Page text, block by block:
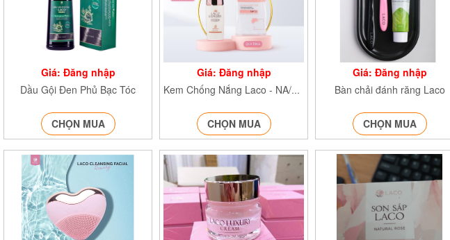
Giá: Đăng nhập
Dầu Gội Đen Phủ Bạc Tóc
CHỌN MUA
Giá: Đăng nhập
Kem Chống Nắng Laco - NA/T2/PB/K4
CHỌN MUA
Giá: Đăng nhập
Bàn chải đánh răng Laco
CHỌN MUA